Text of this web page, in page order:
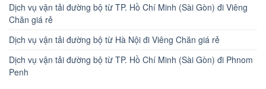
Dịch vụ vận tải đường bộ từ TP. Hồ Chí Minh (Sài Gòn) đi Viêng
Chăn giá rẻ
Dịch vụ vận tải đường bộ từ Hà Nội đi Viêng Chăn giá rẻ
Dịch vụ vận tải đường bộ từ TP. Hồ Chí Minh (Sài Gòn) đi Phnom
Penh